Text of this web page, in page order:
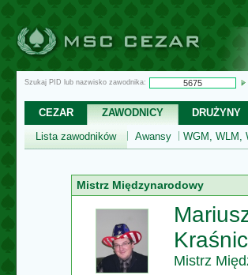
Szukaj PID lub nazwisko zawodnika:
CEZAR ZAWODNICY DRUŻYNY
Lista zawodników
Awansy WGM, WLM,
Mistrz Międzynarodowy
Mistrz